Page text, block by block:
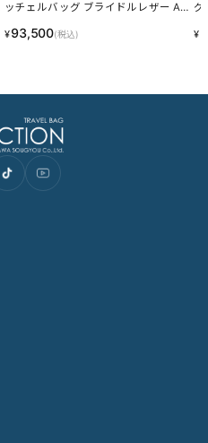
ッチェルバッグ ブライドルレザー A4
-5912
¥93,500(税込)
グ
¥